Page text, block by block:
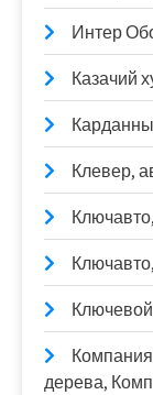
Интер
Казачий
Клевер,
дерева,